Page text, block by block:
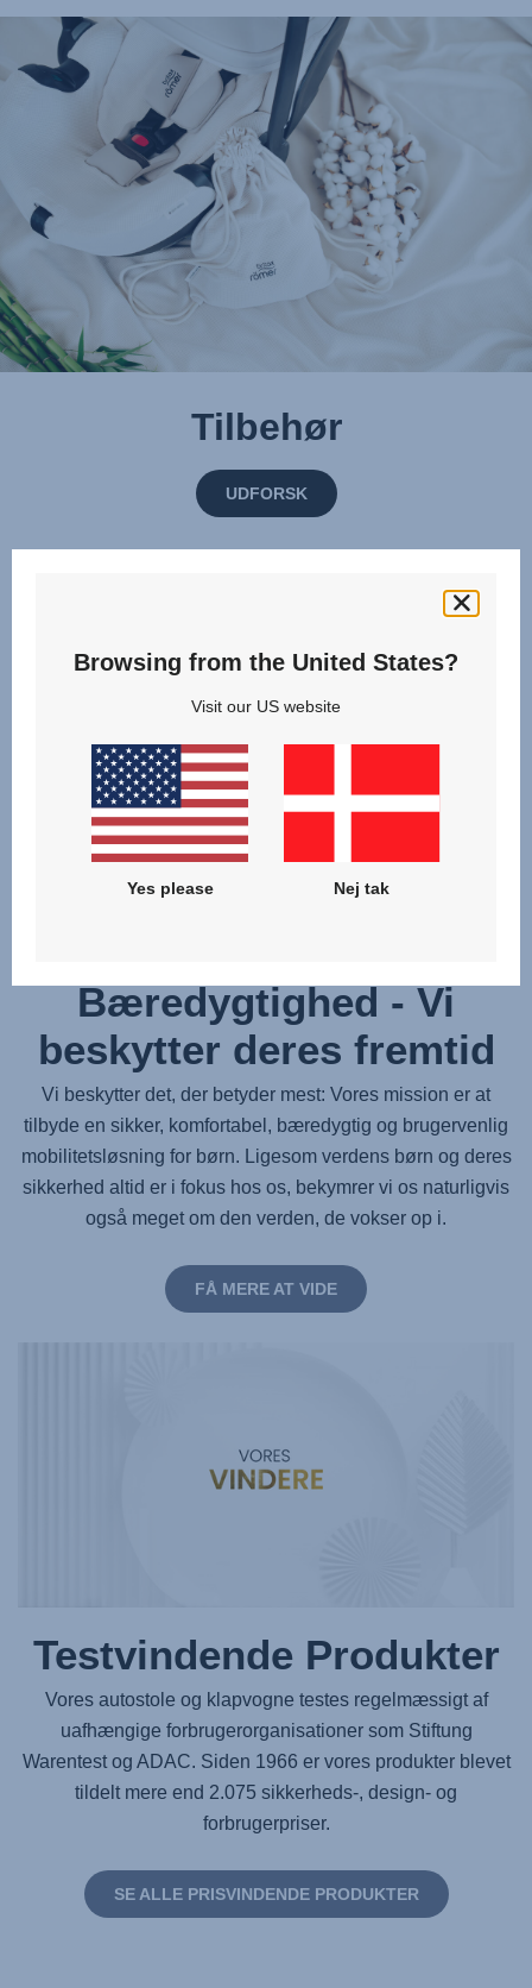
Tilbehør
UDFORSK
Bæredygtighed - Vi
beskytter deres fremtid
Vi beskytter det, der betyder mest: Vores mission er at
tilbyde en sikker, komfortabel, bæredygtig og brugervenlig
mobilitetsløsning for børn. Ligesom verdens børn og deres
sikkerhed altid er i fokus hos os, bekymrer vi os naturligvis
også meget om den verden, de vokser op i.
FÅ MERE AT VIDE
Testvindende Produkter
Vores autostole og klapvogne testes regelmæssigt af
uafhængige forbrugerorganisationer som Stiftung
Warentest og ADAC. Siden 1966 er vores produkter blevet
tildelt mere end 2.075 sikkerheds-, design- og
forbrugerpriser.
SE ALLE PRISVINDENDE PRODUKTER
Browsing from the United States?
Visit our US website
Yes please Nej tak